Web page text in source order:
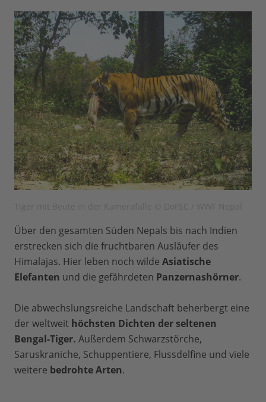
Über den gesamten Süden Nepals bis nach Indien
erstrecken sich die fruchtbaren Ausläufer des
Himalajas. Hier leben noch wilde Asiatische
Elefanten und die gefährdeten Panzernashörner.
Die abwechslungsreiche Landschaft beherbergt eine
der weltweit höchsten Dichten der seltenen
Bengal-Tiger. Außerdem Schwarzstörche,
Saruskraniche, Schuppentiere, Flussdelfine und viele
weitere bedrohte Arten.